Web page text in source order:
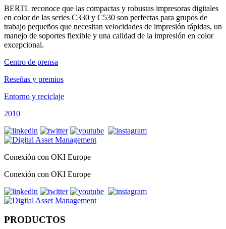
BERTL reconoce que las compactas y robustas impresoras digitales
en color de las series C330 y C530 son perfectas para grupos de
trabajo pequeños que necesitan velocidades de impresión rápidas, un
manejo de soportes flexible y una calidad de la impresión en color
excepcional.
Centro de prensa
Reseñas y premios
Entorno y reciclaje
2010
Conexión con OKI Europe
Conexión con OKI Europe
PRODUCTOS